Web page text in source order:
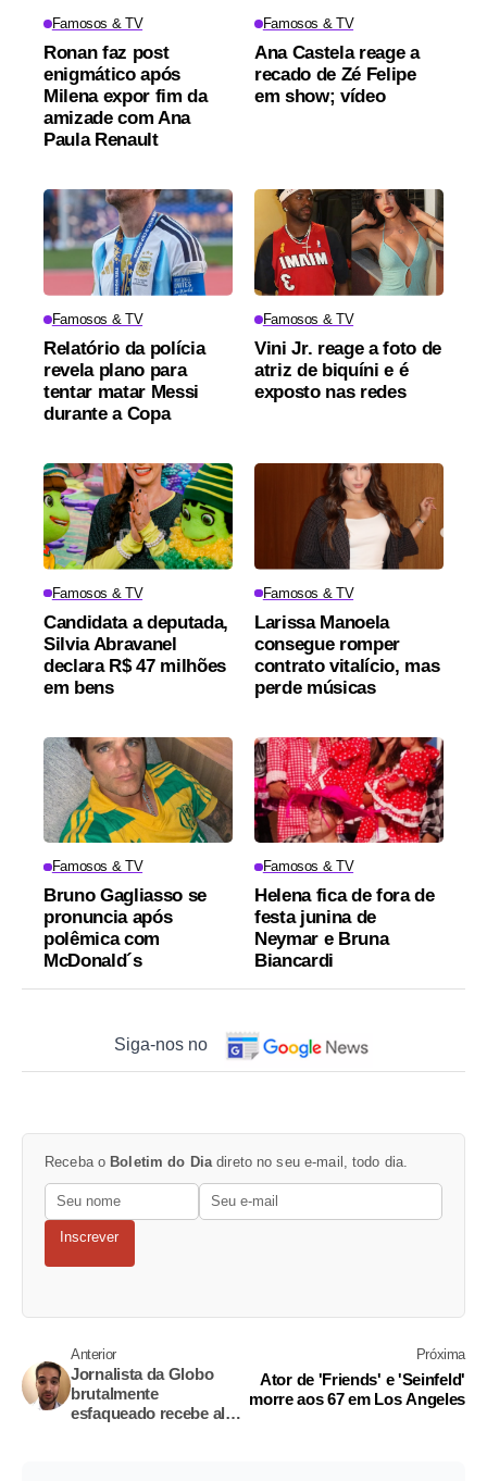
Famosos & TV
Ronan faz post
enigmático após
Milena expor fim da
amizade com Ana
Paula Renault
Famosos & TV
Ana Castela reage a
recado de Zé Felipe
em show; vídeo
Famosos & TV
Relatório da polícia
revela plano para
tentar matar Messi
durante a Copa
Famosos & TV
Vini Jr. reage a foto de
atriz de biquíni e é
exposto nas redes
Famosos & TV
Candidata a deputada,
Silvia Abravanel
declara R$ 47 milhões
em bens
Famosos & TV
Larissa Manoela
consegue romper
contrato vitalício, mas
perde músicas
Famosos & TV
Bruno Gagliasso se
pronuncia após
polêmica com
McDonald´s
Famosos & TV
Helena fica de fora de
festa junina de
Neymar e Bruna
Biancardi
Siga-nos no
Receba o Boletim do Diadireto no seu e-mail, todo dia.
Inscrever
Anterior
Jornalista da Globo
brutalmente
esfaqueado recebe alta
Próxima
Ator de 'Friends' e 'Seinfeld'
morre aos 67 em Los Angeles